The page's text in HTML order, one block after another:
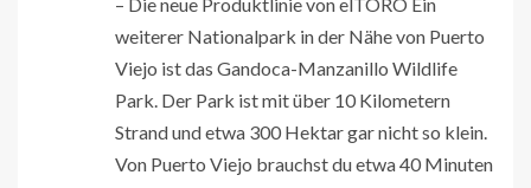
– Die neue Produktlinie von elTORO Ein
weiterer Nationalpark in der Nähe von Puerto
Viejo ist das Gandoca-Manzanillo Wildlife
Park. Der Park ist mit über 10 Kilometern
Strand und etwa 300 Hektar gar nicht so klein.
Von Puerto Viejo brauchst du etwa 40 Minuten